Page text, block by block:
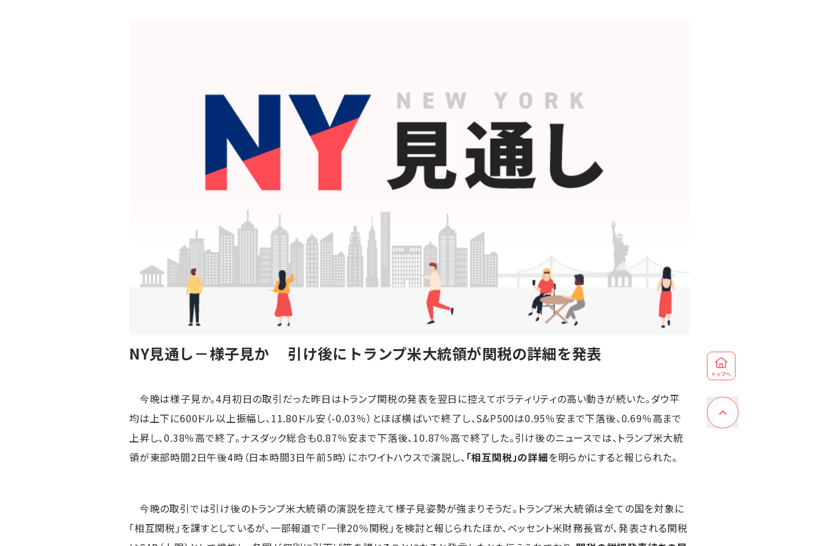
NY見通し－様子見か 引け後にトランプ米大統領が関税の詳細を発表
今晩は様子見か。4月初日の取引だった昨日はトランプ関税の発表を翌日に控えてボラティリティの高い動きが続いた。ダウ平
均は上下に600ドル以上振幅し、11.80ドル安（-0.03％）とほぼ横ばいで終了し、S&P500は0.95％安まで下落後、0.69％高まで
上昇し、0.38％高で終了。ナスダック総合も0.87％安まで下落後、10.87％高で終了した。引け後のニュースでは、トランプ米大統
領が東部時間2日午後4時（日本時間3日午前5時）にホワイトハウスで演説し、 「相互関税」の詳細を明らかにすると報じられた。
今晩の取引では引け後のトランプ米大統領の演説を控えて様子見姿勢が強まりそうだ。トランプ米大統領は全ての国を対象に
「相互関税」を課すとしているが、一部報道で「一律20％関税」を検討と報じられたほか、ベッセント米財務長官が、発表される関税